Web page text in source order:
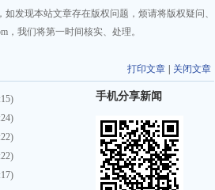
发现本站文章存在版权问题，烦请将版权疑问、
，我们将第一时间核实、处理。
打印文章 关闭文章
手机分享新闻